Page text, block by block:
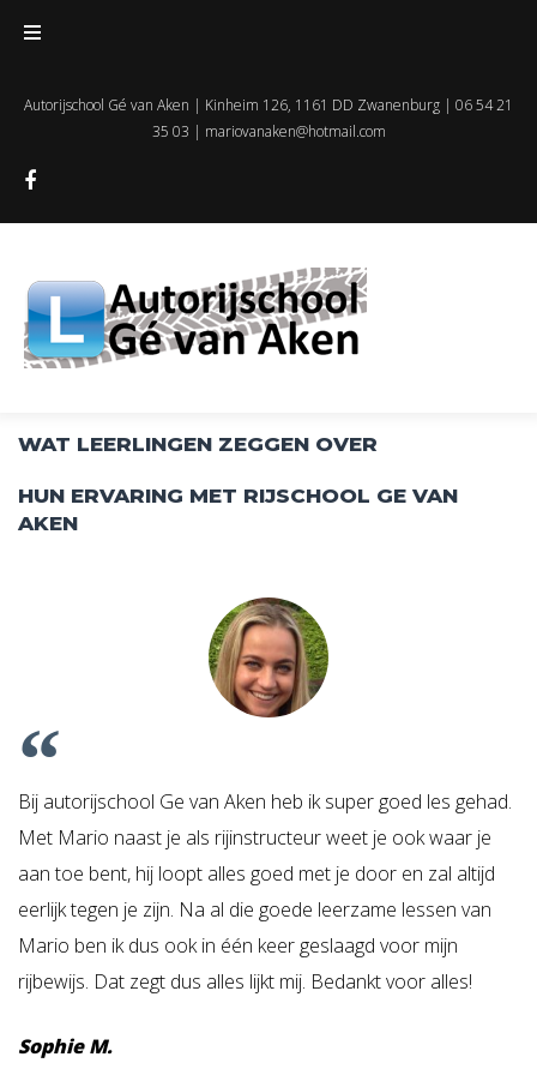
Autorijschool Gé van Aken | Kinheim 126, 1161 DD Zwanenburg | 06 54 21
35 03 | mariovanaken@hotmail.com
WAT LEERLINGEN ZEGGEN OVER
HUN ERVARING MET RIJSCHOOL GE VAN
AKEN
Bij autorijschool Ge van Aken heb ik super goed les gehad.
Met Mario naast je als rijinstructeur weet je ook waar je
aan toe bent, hij loopt alles goed met je door en zal altijd
eerlijk tegen je zijn. Na al die goede leerzame lessen van
Mario ben ik dus ook in één keer geslaagd voor mijn
rijbewijs. Dat zegt dus alles lijkt mij. Bedankt voor alles!
Sophie M.